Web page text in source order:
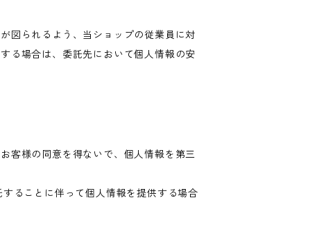
図られるよう、当ショップの従業員に対
る場合は、委託先において個人情報の安
客様の同意を得ないで、個人情報を第三
ることに伴って個人情報を提供する場合